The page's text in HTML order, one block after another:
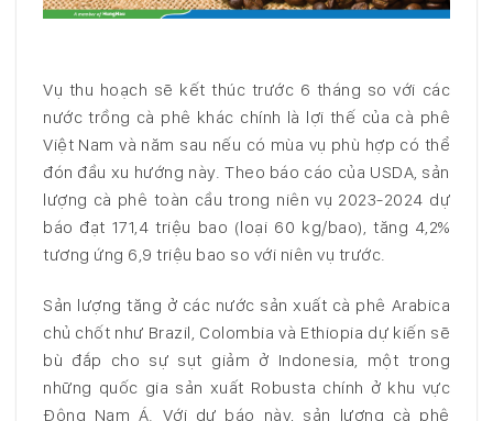
Vụ thu hoạch sẽ kết thúc trước 6 tháng so với các
nước trồng cà phê khác chính là lợi thế của cà phê
Việt Nam và năm sau nếu có mùa vụ phù hợp có thể
đón đầu xu hướng này. Theo báo cáo của USDA, sản
lượng cà phê toàn cầu trong niên vụ 2023-2024 dự
báo đạt 171,4 triệu bao (loại 60 kg/bao), tăng 4,2%
tương ứng 6,9 triệu bao so với niên vụ trước.
Sản lượng tăng ở các nước sản xuất cà phê Arabica
chủ chốt như Brazil, Colombia và Ethiopia dự kiến sẽ
bù đắp cho sự sụt giảm ở Indonesia, một trong
những quốc gia sản xuất Robusta chính ở khu vực
Đông Nam Á. Với dự báo này, sản lượng cà phê